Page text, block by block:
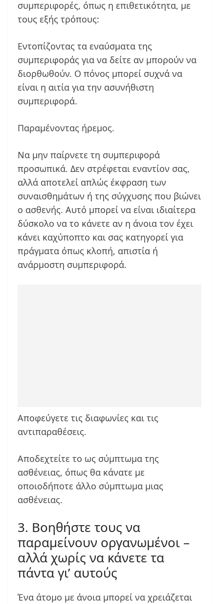
συμπεριφορές, όπως η επιθετικότητα, με
τους εξής τρόπους:
Εντοπίζοντας τα εναύσματα της
συμπεριφοράς για να δείτε αν μπορούν να
διορθωθούν. Ο πόνος μπορεί συχνά να
είναι η αιτία για την ασυνήθιστη
συμπεριφορά.
Παραμένοντας ήρεμος.
Να μην παίρνετε τη συμπεριφορά
προσωπικά. Δεν στρέφεται εναντίον σας,
αλλά αποτελεί απλώς έκφραση των
συναισθημάτων ή της σύγχυσης που βιώνει
ο ασθενής. Αυτό μπορεί να είναι ιδιαίτερα
δύσκολο να το κάνετε αν η άνοια τον έχει
κάνει καχύποπτο και σας κατηγορεί για
πράγματα όπως κλοπή, απιστία ή
ανάρμοστη συμπεριφορά.
Αποφεύγετε τις διαφωνίες και τις
αντιπαραθέσεις.
Αποδεχτείτε το ως σύμπτωμα της
ασθένειας, όπως θα κάνατε με
οποιοδήποτε άλλο σύμπτωμα μιας
ασθένειας.
3. Βοηθήστε τους να
παραμείνουν οργανωμένοι –
αλλά χωρίς να κάνετε τα
πάντα γι’ αυτούς
Ένα άτομο με άνοια μπορεί να χρειάζεται